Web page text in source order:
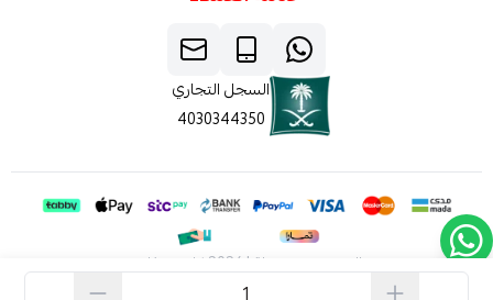
السجل التجاري
4030344350
الحقوق محفوظة | 2026 كاربون فايبر